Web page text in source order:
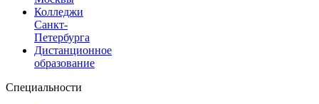
Колледжи
Санкт-
Петербурга
Дистанционное
образование
Специальности